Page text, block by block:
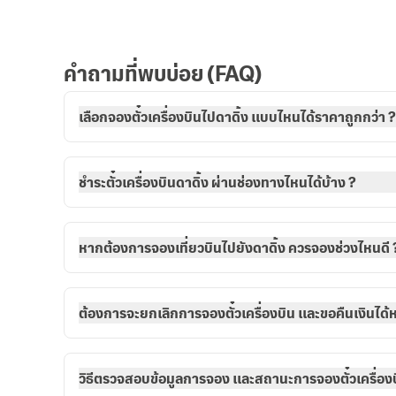
คำถามที่พบบ่อย (FAQ)
เลือกจองตั๋วเครื่องบินไปดาดิ้ง แบบไหนได้ราคาถูกกว่า ?
ชำระตั๋วเครื่องบินดาดิ้ง ผ่านช่องทางไหนได้บ้าง ?
หากต้องการจองเที่ยวบินไปยังดาดิ้ง ควรจองช่วงไหนดี
ต้องการจะยกเลิกการจองตั๋วเครื่องบิน และขอคืนเงินได้
วิธีตรวจสอบข้อมูลการจอง และสถานะการจองตั๋วเครื่อ